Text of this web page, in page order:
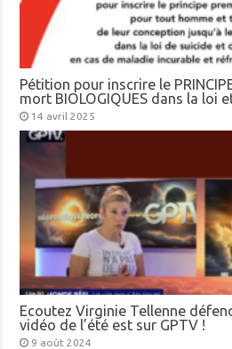
Pétition pour inscrire le
mort BIOLOGIQUES dans la loi
14 avril 2025
Ecoutez Virginie Tellenne
vidéo de l’été est sur GPTV !
9 août 2024